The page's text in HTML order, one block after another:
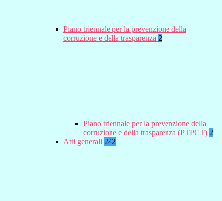
Piano triennale per la prevenzione della
corruzione e della trasparenza 2
Piano triennale per la prevenzione della
corruzione e della trasparenza (PTPCT) 2
Atti generali 242